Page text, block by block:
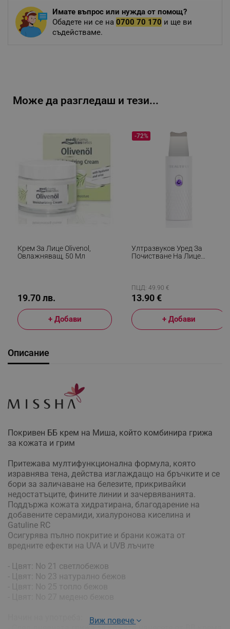
Имате въпрос или нужда от помощ?
Обадете ни се на 0700 70 170 и ще ви
съдействаме.
Може да разгледаш и тези...
Крем За Лице Olivenol,
Овлажняващ, 50 Мл
19.70 лв.
+ Добави
Ултразвуков Уред За
Почистване На Лице
Ексфолиране, Йони, Бял
-72%
ПЦД: 49.90 €
13.90 €
+ Добави
Описание
Покривен ББ крем на Миша, който комбинира грижа
за кожата и грим
Притежава мултифункционална формула, която
изравнява тена, действа изглаждащо на бръчките и се
бори за заличаване на белезите, прикривайки
недостатъците, фините линии и зачервяванията.
Поддържа кожата хидратирана, благодарение на
добавените серамиди, хиалуронова киселина и
Gatuline RC
Осигурява пълно покритие и брани кожата от
вредните ефекти на UVA и UVB лъчите
- Цвят: No 21 светлобежов
- Цвят: No 23 натурално бежов
Виж повече